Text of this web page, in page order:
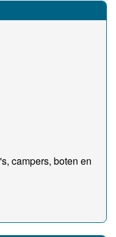
campers, boten en